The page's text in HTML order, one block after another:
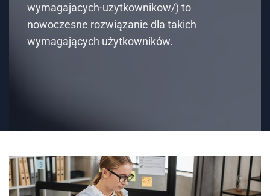
wymagajacych-uzytkownikow/) to
nowoczesne rozwiązanie dla takich
wymagających użytkowników.